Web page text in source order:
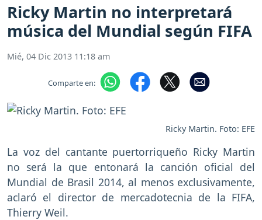
Ricky Martin no interpretará
música del Mundial según FIFA
Mié, 04 Dic 2013 11:18 am
Comparte en:
Ricky Martin. Foto: EFE
La voz del cantante puertorriqueño Ricky Martin
no será la que entonará la canción oficial del
Mundial de Brasil 2014, al menos exclusivamente,
aclaró el director de mercadotecnia de la FIFA,
Thierry Weil.